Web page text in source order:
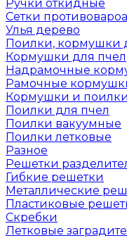
Ручки откидные
Сетки
Улья дерево
Поилки, кормушки
Кормушки для пчел
Надрамочные
Рамочные
Кормушки и
Поилки для пчел
Поилки вакуумные
Поилки летковые
Разное
Решетки
Гибкие решетки
Металлические
Пластиковые
Скребки
Летковые